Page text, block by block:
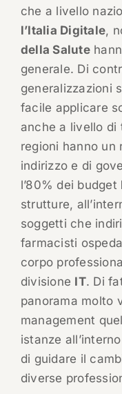
che a livello
l’Italia Digitale,
della Salute
generale. Di
generalizzazioni
facile applicare
anche a livello di
regioni hanno un
indirizzo e di
l’80% dei budget
strutture,
soggetti che
farmacisti
corpo
divisione IT. Di
panorama molto
management
istanze
di guidare il
diverse